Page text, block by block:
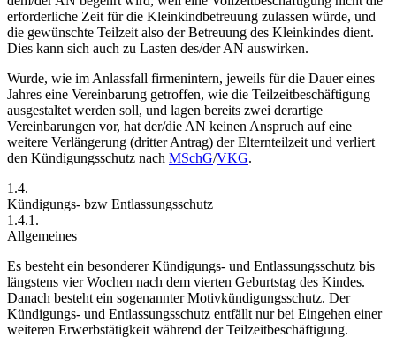
erforderliche Zeit für die Kleinkindbetreuung zulassen würde, und
die gewünschte Teilzeit also der Betreuung des Kleinkindes dient.
Dies kann sich auch zu Lasten des/der AN auswirken.
Wurde, wie im Anlassfall firmenintern, jeweils für die Dauer eines
Jahres eine Vereinbarung getroffen, wie die Teilzeitbeschäftigung
ausgestaltet werden soll, und lagen bereits zwei derartige
Vereinbarungen vor, hat der/die AN keinen Anspruch auf eine
weitere Verlängerung (dritter Antrag) der Elternteilzeit und verliert
den Kündigungsschutz nach MSchG/VKG.
1.4.
Kündigungs- bzw Entlassungsschutz
1.4.1.
Allgemeines
Es besteht ein besonderer Kündigungs- und Entlassungsschutz bis
längstens vier Wochen nach dem vierten Geburtstag des Kindes.
Danach besteht ein sogenannter Motivkündigungsschutz. Der
Kündigungs- und Entlassungsschutz entfällt nur bei Eingehen einer
weiteren Erwerbstätigkeit während der Teilzeitbeschäftigung.